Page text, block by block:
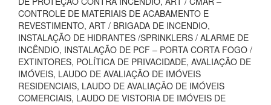
CONTROLE DE MATERIAIS DE ACABAMENTO E
REVESTIMENTO, ART / BRIGADA DE INCENDIO,
INSTALAÇÃO DE HIDRANTES /SPRINKLERS / ALARME DE
INCÊNDIO, INSTALAÇÃO DE PCF – PORTA CORTA FOGO /
EXTINTORES, POLÍTICA DE PRIVACIDADE, AVALIAÇÃO DE
IMÓVEIS, LAUDO DE AVALIAÇÃO DE IMÓVEIS
RESIDENCIAIS, LAUDO DE AVALIAÇÃO DE IMÓVEIS
COMERCIAIS, LAUDO DE VISTORIA DE IMÓVEIS DE